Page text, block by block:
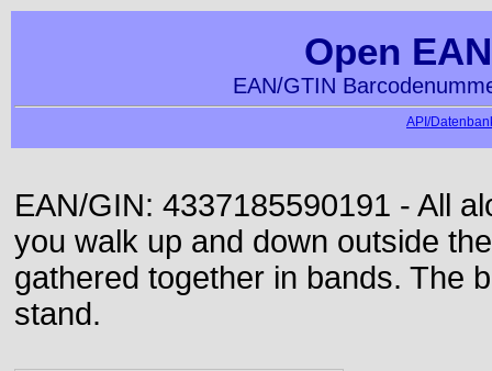
Open
EAN/GTIN
API/
EAN/GIN: 4337185590191 - All
you walk up and down outside
gathered together in bands. The
stand.